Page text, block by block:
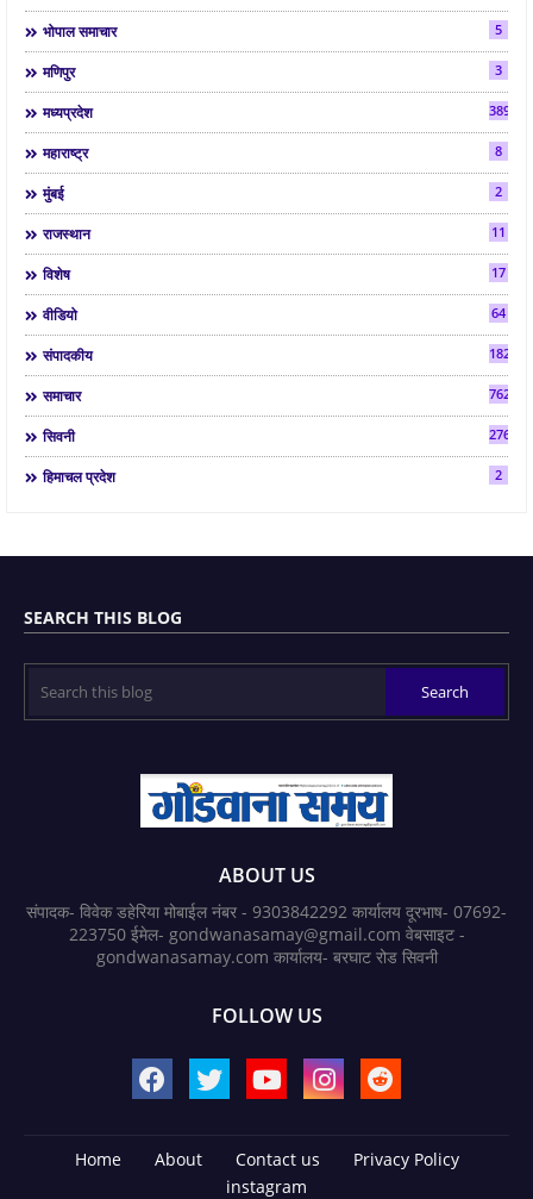
भोपाल समाचार 5
मणिपुर 3
मध्यप्रदेश 3892
महाराष्ट्र 8
मुंबई 2
राजस्थान 11
विशेष 17
वीडियो 64
संपादकीय 182
समाचार 7624
सिवनी 2763
हिमाचल प्रदेश 2
SEARCH THIS BLOG
ABOUT US
संपादक- विवेक डहेरिया मोबाईल नंबर - 9303842292 कार्यालय दूरभाष- 07692-
223750 ईमेल- gondwanasamay@gmail.com वेबसाइट -
gondwanasamay.com कार्यालय- बरघाट रोड सिवनी
FOLLOW US
Home About Contact us
Privacy Policy
instagram